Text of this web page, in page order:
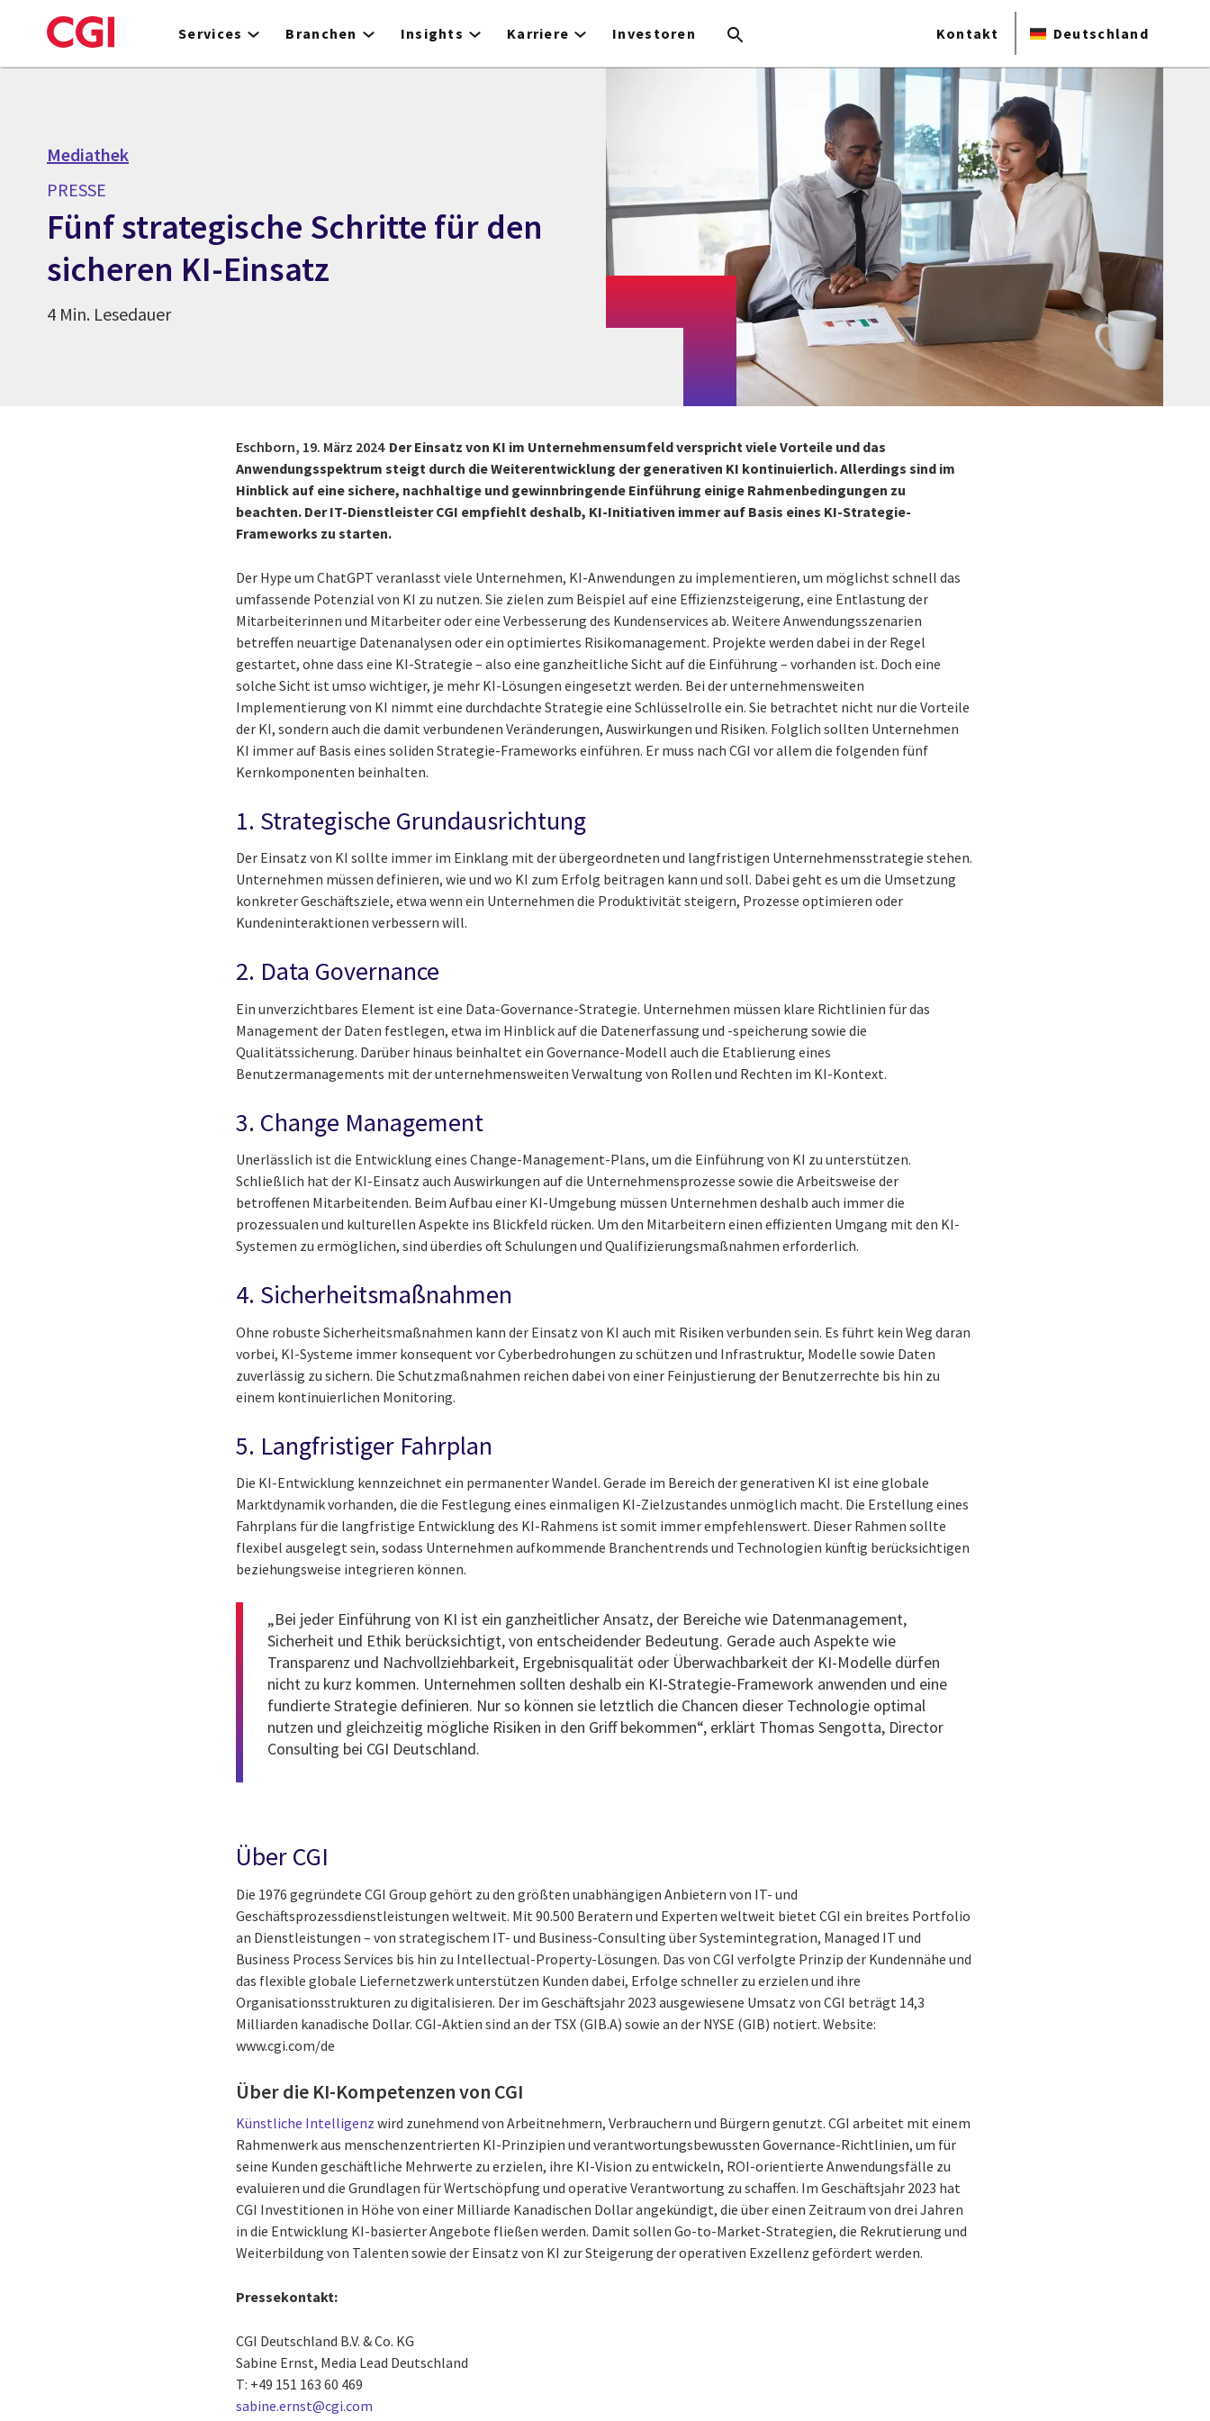
to
Services Branchen Insights Karriere Investoren Kontakt Deutschland
Mediathek
PRESSE
Fünf strategische Schritte für den
sicheren KI-Einsatz
4 Min. Lesedauer
Eschborn, 19. März 2024 Der Einsatz von KI im Unternehmensumfeld verspricht viele Vorteile und das
Anwendungsspektrum steigt durch die Weiterentwicklung der generativen KI kontinuierlich. Allerdings sind im
Hinblick auf eine sichere, nachhaltige und gewinnbringende Einführung einige Rahmenbedingungen zu
beachten. Der IT-Dienstleister CGI empfiehlt deshalb, KI-Initiativen immer auf Basis eines KI-Strategie-
Frameworks zu starten.
Der Hype um ChatGPT veranlasst viele Unternehmen, KI-Anwendungen zu implementieren, um möglichst schnell das
umfassende Potenzial von KI zu nutzen. Sie zielen zum Beispiel auf eine Effizienzsteigerung, eine Entlastung der
Mitarbeiterinnen und Mitarbeiter oder eine Verbesserung des Kundenservices ab. Weitere Anwendungsszenarien
betreffen neuartige Datenanalysen oder ein optimiertes Risikomanagement. Projekte werden dabei in der Regel
gestartet, ohne dass eine KI-Strategie – also eine ganzheitliche Sicht auf die Einführung – vorhanden ist. Doch eine
solche Sicht ist umso wichtiger, je mehr KI-Lösungen eingesetzt werden. Bei der unternehmensweiten
Implementierung von KI nimmt eine durchdachte Strategie eine Schlüsselrolle ein. Sie betrachtet nicht nur die Vorteile
der KI, sondern auch die damit verbundenen Veränderungen, Auswirkungen und Risiken. Folglich sollten Unternehmen
KI immer auf Basis eines soliden Strategie-Frameworks einführen. Er muss nach CGI vor allem die folgenden fünf
Kernkomponenten beinhalten.
1. Strategische Grundausrichtung
Der Einsatz von KI sollte immer im Einklang mit der übergeordneten und langfristigen Unternehmensstrategie stehen.
Unternehmen müssen definieren, wie und wo KI zum Erfolg beitragen kann und soll. Dabei geht es um die Umsetzung
konkreter Geschäftsziele, etwa wenn ein Unternehmen die Produktivität steigern, Prozesse optimieren oder
Kundeninteraktionen verbessern will.
2. Data Governance
Ein unverzichtbares Element ist eine Data-Governance-Strategie. Unternehmen müssen klare Richtlinien für das
Management der Daten festlegen, etwa im Hinblick auf die Datenerfassung und -speicherung sowie die
Qualitätssicherung. Darüber hinaus beinhaltet ein Governance-Modell auch die Etablierung eines
Benutzermanagements mit der unternehmensweiten Verwaltung von Rollen und Rechten im KI-Kontext.
3. Change Management
Unerlässlich ist die Entwicklung eines Change-Management-Plans, um die Einführung von KI zu unterstützen.
Schließlich hat der KI-Einsatz auch Auswirkungen auf die Unternehmensprozesse sowie die Arbeitsweise der
betroffenen Mitarbeitenden. Beim Aufbau einer KI-Umgebung müssen Unternehmen deshalb auch immer die
prozessualen und kulturellen Aspekte ins Blickfeld rücken. Um den Mitarbeitern einen effizienten Umgang mit den KI-
Systemen zu ermöglichen, sind überdies oft Schulungen und Qualifizierungsmaßnahmen erforderlich.
4. Sicherheitsmaßnahmen
Ohne robuste Sicherheitsmaßnahmen kann der Einsatz von KI auch mit Risiken verbunden sein. Es führt kein Weg daran
vorbei, KI-Systeme immer konsequent vor Cyberbedrohungen zu schützen und Infrastruktur, Modelle sowie Daten
zuverlässig zu sichern. Die Schutzmaßnahmen reichen dabei von einer Feinjustierung der Benutzerrechte bis hin zu
einem kontinuierlichen Monitoring.
5. Langfristiger Fahrplan
Die KI-Entwicklung kennzeichnet ein permanenter Wandel. Gerade im Bereich der generativen KI ist eine globale
Marktdynamik vorhanden, die die Festlegung eines einmaligen KI-Zielzustandes unmöglich macht. Die Erstellung eines
Fahrplans für die langfristige Entwicklung des KI-Rahmens ist somit immer empfehlenswert. Dieser Rahmen sollte
flexibel ausgelegt sein, sodass Unternehmen aufkommende Branchentrends und Technologien künftig berücksichtigen
beziehungsweise integrieren können.
„Bei jeder Einführung von KI ist ein ganzheitlicher Ansatz, der Bereiche wie Datenmanagement,
Sicherheit und Ethik berücksichtigt, von entscheidender Bedeutung. Gerade auch Aspekte wie
Transparenz und Nachvollziehbarkeit, Ergebnisqualität oder Überwachbarkeit der KI-Modelle dürfen
nicht zu kurz kommen. Unternehmen sollten deshalb ein KI-Strategie-Framework anwenden und eine
fundierte Strategie definieren. Nur so können sie letztlich die Chancen dieser Technologie optimal
nutzen und gleichzeitig mögliche Risiken in den Griff bekommen“, erklärt Thomas Sengotta, Director
Consulting bei CGI Deutschland.
Über CGI
Die 1976 gegründete CGI Group gehört zu den größten unabhängigen Anbietern von IT- und
Geschäftsprozessdienstleistungen weltweit. Mit 90.500 Beratern und Experten weltweit bietet CGI ein breites Portfolio
an Dienstleistungen – von strategischem IT- und Business-Consulting über Systemintegration, Managed IT und
Business Process Services bis hin zu Intellectual-Property-Lösungen. Das von CGI verfolgte Prinzip der Kundennähe und
das flexible globale Liefernetzwerk unterstützen Kunden dabei, Erfolge schneller zu erzielen und ihre
Organisationsstrukturen zu digitalisieren. Der im Geschäftsjahr 2023 ausgewiesene Umsatz von CGI beträgt 14,3
Milliarden kanadische Dollar. CGI-Aktien sind an der TSX (GIB.A) sowie an der NYSE (GIB) notiert. Website:
www.cgi.com/de
Über die KI-Kompetenzen von CGI
Künstliche Intelligenz wird zunehmend von Arbeitnehmern, Verbrauchern und Bürgern genutzt. CGI arbeitet mit einem
Rahmenwerk aus menschenzentrierten KI-Prinzipien und verantwortungsbewussten Governance-Richtlinien, um für
seine Kunden geschäftliche Mehrwerte zu erzielen, ihre KI-Vision zu entwickeln, ROI-orientierte Anwendungsfälle zu
evaluieren und die Grundlagen für Wertschöpfung und operative Verantwortung zu schaffen. Im Geschäftsjahr 2023 hat
CGI Investitionen in Höhe von einer Milliarde Kanadischen Dollar angekündigt, die über einen Zeitraum von drei Jahren
in die Entwicklung KI-basierter Angebote fließen werden. Damit sollen Go-to-Market-Strategien, die Rekrutierung und
Weiterbildung von Talenten sowie der Einsatz von KI zur Steigerung der operativen Exzellenz gefördert werden.
Pressekontakt:
CGI Deutschland B.V. & Co. KG
Sabine Ernst, Media Lead Deutschland
T: +49 151 163 60 469
sabine.ernst@cgi.com